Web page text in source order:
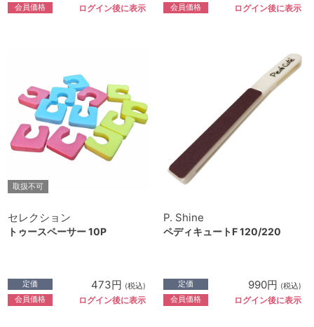
会員価格 ログイン後に表示 会員価格 ログイン後に表示
取扱不可
セレクション
トゥースペーサー 10P
定価 473円 (税込)
会員価格 ログイン後に表示
P. Shine
ペディキュートF 120/220
定価 990円 (税込)
会員価格 ログイン後に表示